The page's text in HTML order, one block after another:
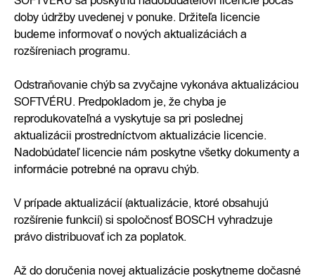
doby údržby uvedenej v ponuke. Držiteľa licencie
budeme informovať o nových aktualizáciách a
rozšíreniach programu.
Odstraňovanie chýb sa zvyčajne vykonáva aktualizáciou
SOFTVÉRU. Predpokladom je, že chyba je
reprodukovateľná a vyskytuje sa pri poslednej
aktualizácii prostredníctvom aktualizácie licencie.
Nadobúdateľ licencie nám poskytne všetky dokumenty a
informácie potrebné na opravu chýb.
V prípade aktualizácií (aktualizácie, ktoré obsahujú
rozšírenie funkcií) si spoločnosť BOSCH vyhradzuje
právo distribuovať ich za poplatok.
Až do doručenia novej aktualizácie poskytneme dočasné